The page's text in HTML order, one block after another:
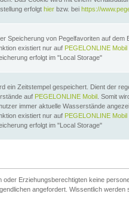
erfolgt hier bzw. bei https://
Speicherung von Pegelfavoriten auf dem
existiert nur auf PEGELONLINE Mobil
erfolgt im "Local Storage"
ein Zeitstempel gespeichert. Dient der
auf PEGELONLINE Mobil . Somit
immer aktuelle Wasserstände
existiert nur auf PEGELONLINE Mobil
erfolgt im "Local Storage"
Erziehungsberechtigten keine
angefordert. Wissentlich